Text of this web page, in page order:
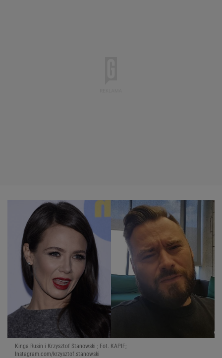
Kinga Rusin i Krzysztof Stanowski ; Fot. KAPIF;
Instagram.com/krzysztof.stanowski